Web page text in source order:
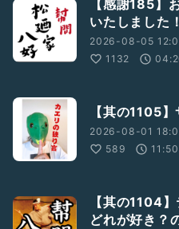
#浅草
#花柳界
#芸者
#幇間
#八好
#太鼓持ち
【感謝185】
いたしました！
2026-08-05
1132
【其の1105
2026-08-01
589
11:50
【其の1104
どれが好き？